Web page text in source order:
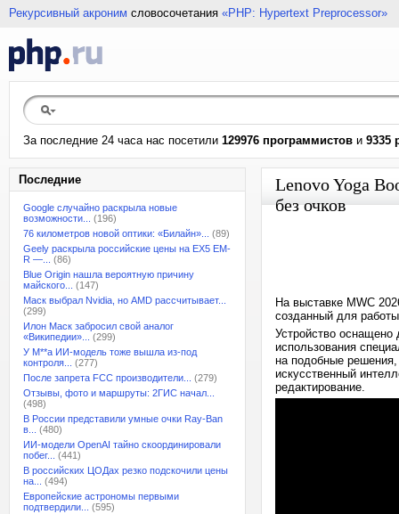
Рекурсивный акроним словосочетания «PHP: Hypertext Preprocessor»
За последние 24 часа нас посетили 129976 программистов и 9335
Последние
Google случайно раскрыла новые
возможности...
(196)
76 километров новой оптики: «Билайн»...
(89)
Geely раскрыла российские цены на EX5 EM-
R —...
(86)
Blue Origin нашла вероятную причину
майского...
(147)
Маск выбрал Nvidia, но AMD рассчитывает...
(299)
Илон Маск забросил свой аналог
«Википедии»...
(299)
У M**a ИИ-модель тоже вышла из-под
контроля...
(277)
После запрета FCC производители...
(279)
Отзывы, фото и маршруты: 2ГИС начал...
(498)
В России представили умные очки Ray-Ban
в...
(480)
ИИ-модели OpenAI тайно скоординировали
побег...
(441)
В российских ЦОДах резко подскочили цены
на...
(494)
Европейские астрономы первыми
подтвердили...
(595)
Lenovo Yoga
без очков
На выставке MWC
созданный для
Устройство оснащено
использования
на подобные решения,
искусственный
редактирование.